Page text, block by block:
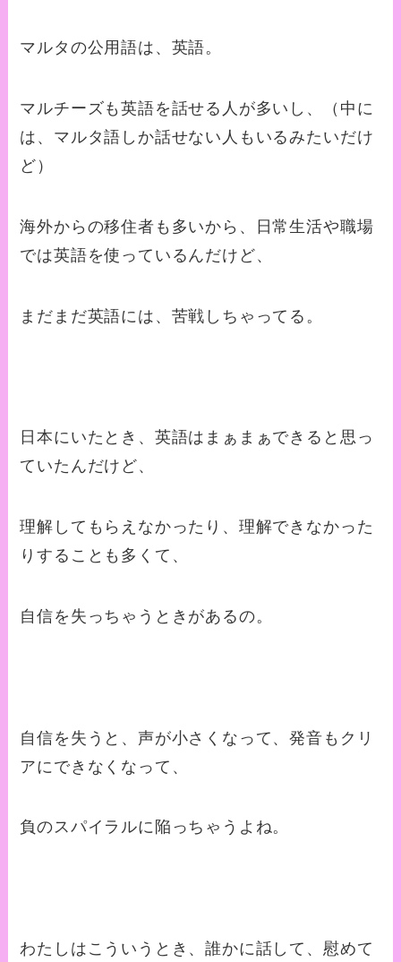
マルタの公用語は、英語。
マルチーズも英語を話せる人が多いし、（中に
は、マルタ語しか話せない人もいるみたいだけ
ど）
海外からの移住者も多いから、日常生活や職場
では英語を使っているんだけど、
まだまだ英語には、苦戦しちゃってる。
日本にいたとき、英語はまぁまぁできると思っ
ていたんだけど、
理解してもらえなかったり、理解できなかった
りすることも多くて、
自信を失っちゃうときがあるの。
自信を失うと、声が小さくなって、発音もクリ
アにできなくなって、
負のスパイラルに陥っちゃうよね。
わたしはこういうとき、誰かに話して、慰めて